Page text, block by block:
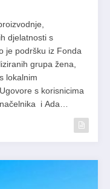
djelatnosti s
je podršku iz Fonda
grupa žena,
lokalnim
s korisnicima
i Ada…